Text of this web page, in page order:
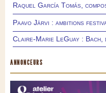
Raquel García Tomás,
Paavo Järvi : ambitions
Claire-Marie LeGuay :
ANNONCEURS